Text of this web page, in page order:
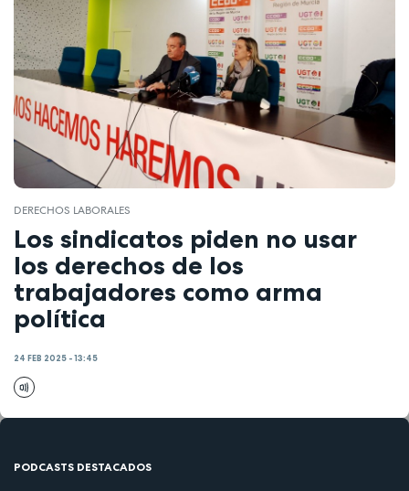
DERECHOS LABORALES
Los sindicatos piden no usar
los derechos de los
trabajadores como arma
política
24 FEB 2025 - 13:45
PODCASTS DESTACADOS